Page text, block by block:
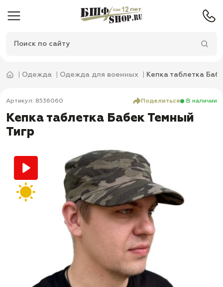
Одежда Одежда для военных Кепка таблетка
Артикул: 8536060 Поделиться В наличии
Кепка таблетка Бабек Темный
Тигр